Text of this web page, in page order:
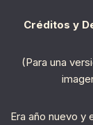
Créditos y
(Para una
Era año nuevo y